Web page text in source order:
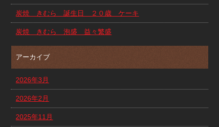
炭焼 きむら 誕生日 ２０歳 ケーキ
炭焼 きむら 泡盛 益々繁盛
アーカイブ
2026年3月
2026年2月
2025年11月